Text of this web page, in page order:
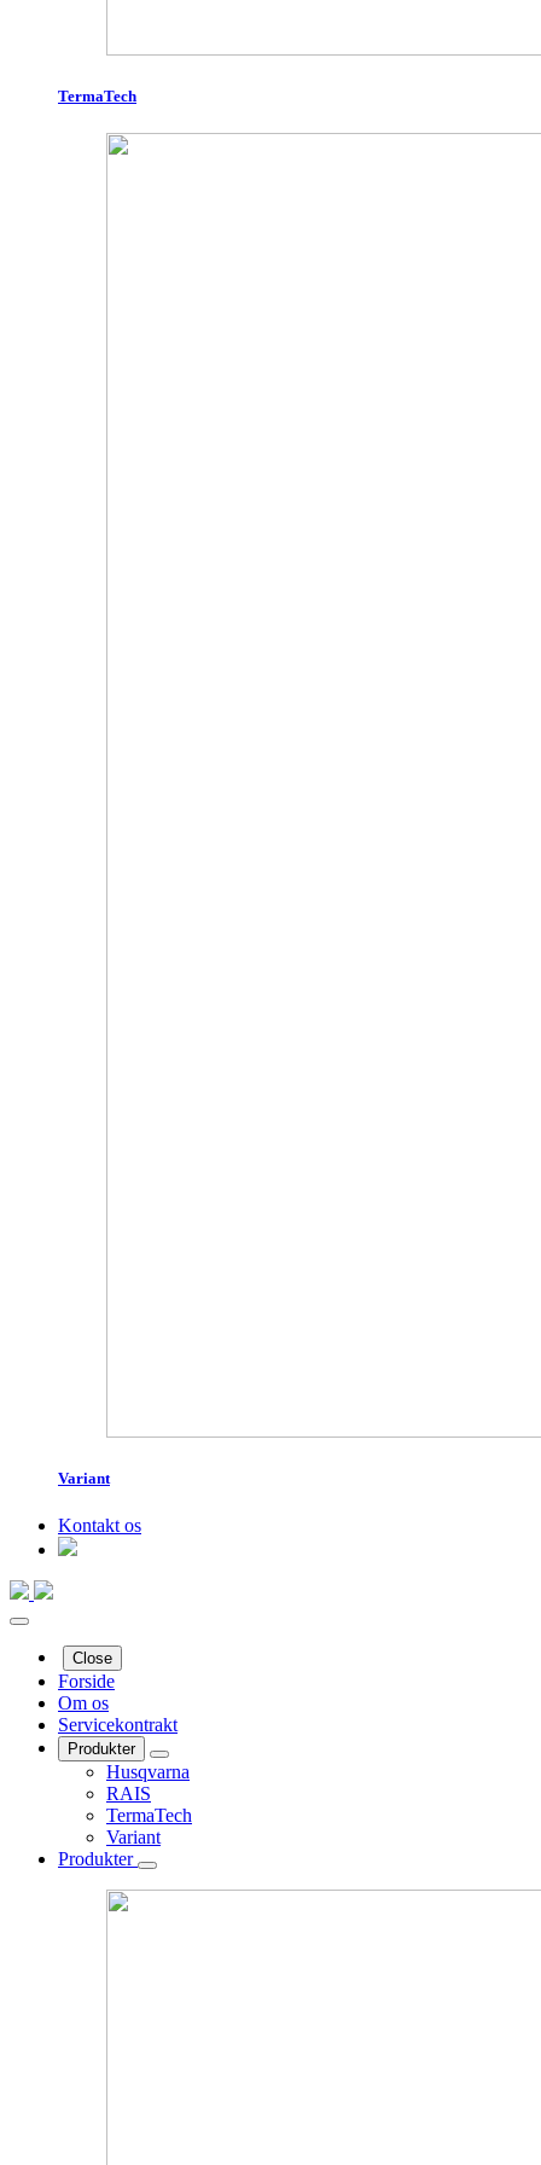
TermaTech
Variant
Kontakt os
Close
Forside
Om os
Servicekontrakt
Produkter
Husqvarna
RAIS
TermaTech
Variant
Produkter